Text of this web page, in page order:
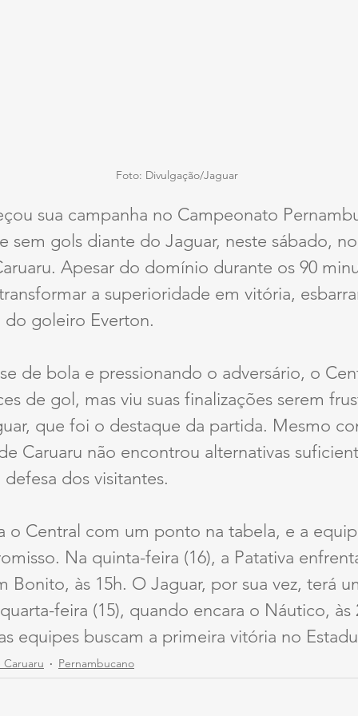
Foto: Divulgação/Jaguar
sua campanha no Campeonato
sem gols diante do Jaguar, neste sábado,
Apesar do domínio durante os 90
a superioridade em vitória,
goleiro Everton.
de bola e pressionando o adversário, o
de gol, mas viu suas finalizações serem
que foi o destaque da partida. Mesmo
Caruaru não encontrou alternativas
dos visitantes.
o Central com um ponto na tabela, e a
Na quinta-feira (16), a Patativa
Bonito, às 15h. O Jaguar, por sua vez, terá
feira (15), quando encara o Náutico, às
equipes buscam a primeira vitória no
Pernambucano